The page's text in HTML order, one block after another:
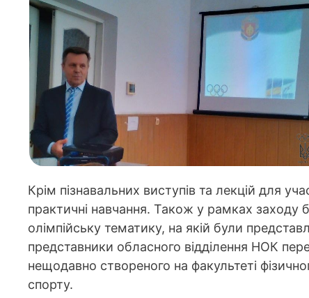
Крім пізнавальних виступів та лекцій для
практичні навчання. Також у рамках заходу
олімпійську тематику, на якій були
представники обласного відділення НОК
нещодавно створеного на факультеті
спорту.